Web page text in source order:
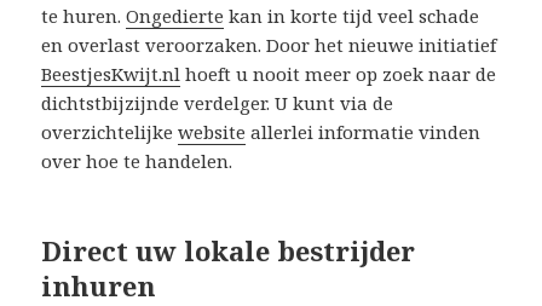
te huren.Ongedierte kan in korte tijd veel schade
en overlast veroorzaken. Door het nieuwe initiatief
BeestjesKwijt.nl hoeft u nooit meer op zoek naar de
dichtstbijzijnde verdelger. U kunt via de
overzichtelijkewebsite allerlei informatie vinden
over hoe te handelen.
Direct uw lokale bestrijder
inhuren